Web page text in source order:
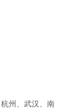
州、武汉、南